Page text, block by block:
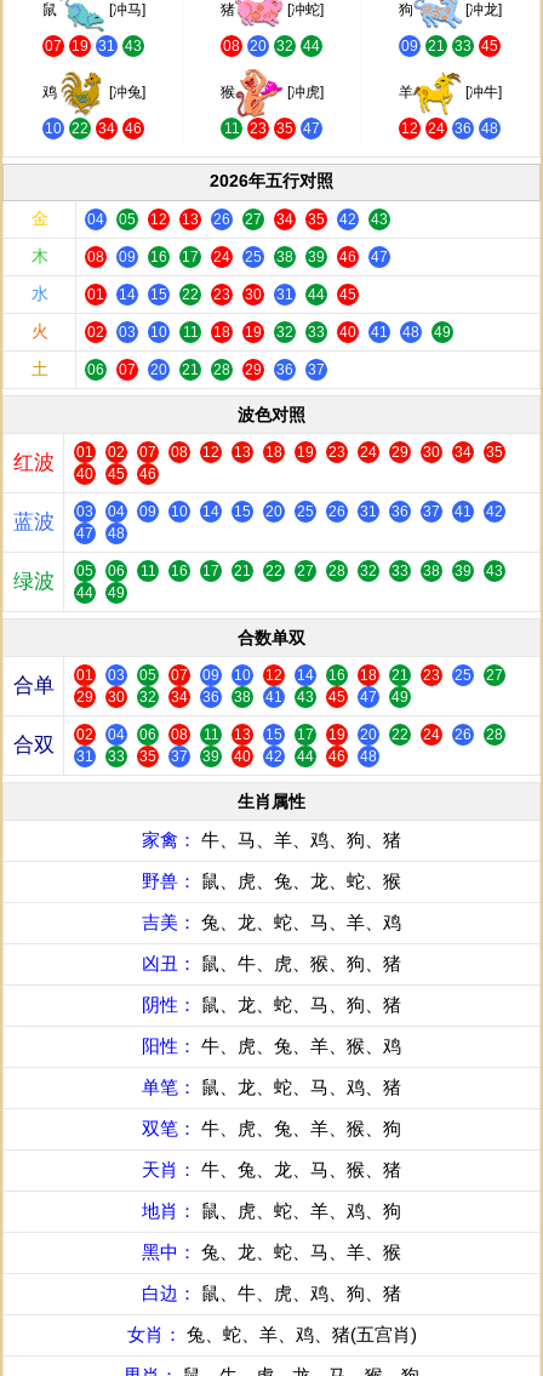
鼠 [冲马]
07 19 31 43
猪 [冲蛇]
08 20 32 44
狗 [冲龙]
09 21 33 45
鸡 [冲兔]
10 22 34 46
猴 [冲虎]
11 23 35 47
羊 [冲牛]
12 24 36 48
2026年五行对照
金
04 05 12 13 26 27 34 35 42 43
木 08 09 16 17 24 25 38 39 46 47
水 01 14 15 22 23 30 31 44 45
火 02 03 10 11 18 19 32 33 40 41 48 49
土 06 07 20 21 28 29 36 37
波色对照
红波 01 02 07 08 12 13 18 19 23 24 29 30 34
35
40
45 46
蓝波 03 04 09 10 14 15 20 25 26 31 36 37 41
42
47
48
绿波 05 06 11 16 17 21 22 27 28 32 33 38 39
43
44
49
合数单双
合单 01 03 05 07 09 10 12 14 16 18 21 23 25
27
29
30 32 34 36 38 41 43 45 47 49
合双 02 04 06 08 11 13 15 17 19 20 22 24 26
28
31
33 35 37 39 40 42 44 46 48
生肖属性
家禽： 牛、马、羊、鸡、狗、猪
野兽： 鼠、虎、兔、龙、蛇、猴
吉美： 兔、龙、蛇、马、羊、鸡
凶丑： 鼠、牛、虎、猴、狗、猪
阴性： 鼠、龙、蛇、马、狗、猪
阳性： 牛、虎、兔、羊、猴、鸡
单笔： 鼠、龙、蛇、马、鸡、猪
双笔： 牛、虎、兔、羊、猴、狗
天肖： 牛、兔、龙、马、猴、猪
地肖： 鼠、虎、蛇、羊、鸡、狗
黑中： 兔、龙、蛇、马、羊、猴
白边： 鼠、牛、虎、鸡、狗、猪
女肖： 兔、蛇、羊、鸡、猪(五宫肖)